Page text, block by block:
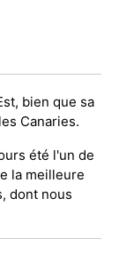
bien que sa
Canaries.
été l'un de
la meilleure
dont nous